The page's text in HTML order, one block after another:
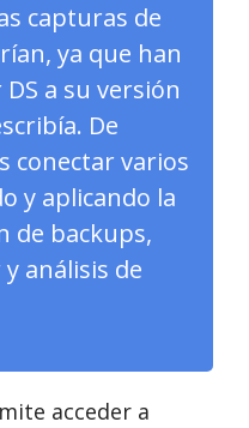
capturas de
ya que han
a su versión
De
conectar varios
y aplicando la
de backups,
análisis de
acceder a